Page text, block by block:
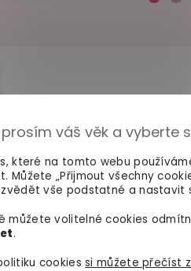
váš věk a vyberte
které na tomto webu
Můžete „Přijmout všechny
vše podstatné a nastavit
můžete volitelné cookies
.
cookiessi můžete přečíst
100% diskrétní balení
Nikdo nepozná, co jste si
objednali. Mrkněte,jak vypadá
balíček.